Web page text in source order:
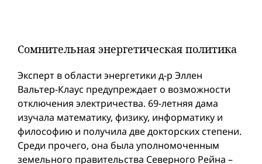
Сомнительная энергетическая политика
Эксперт в области энергетики д-р Эллен
Вальтер-Клаус предупреждает о возможности
отключения электричества. 69-летняя дама
изучала математику, физику, информатику и
философию и получила две докторских степени.
Среди прочего, она была уполномоченным
земельного правительства Северного Рейна –